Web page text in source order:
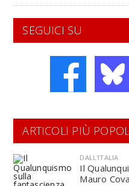
SEGUICI SU
ARTICOLI PIÙ
DALL'ITALIA
Il
Mauro